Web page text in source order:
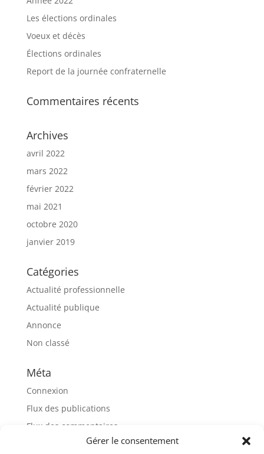
Gérer le consentement
Les élections ordinales
Voeux et décès
Élections ordinales
Report de la journée confraternelle
Commentaires récents
Archives
avril 2022
mars 2022
février 2022
mai 2021
octobre 2020
janvier 2019
Catégories
Actualité professionnelle
Actualité publique
Annonce
Non classé
Méta
Connexion
Flux des publications
Flux des commentaires
Site de WordPress-FR